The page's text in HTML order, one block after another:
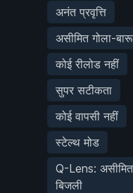
अनंत प्रवृत्ति
असीमित गोला-
कोई रीलोड नहीं
सुपर सटीकता
कोई वापसी नहीं
स्टेल्थ मोड
Q-Lens: असीमित
बिजली